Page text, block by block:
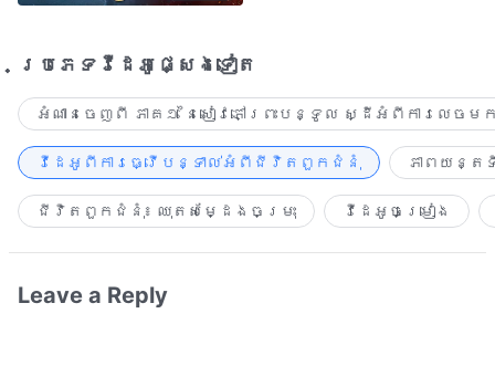
ប្រភេទ​វីដេអូ​ផ្សេង​ទៀត​
អំណានចេញពី ភាគ១ នៃសៀវភៅព្រះបន្ទូល ស្ដីអំពីការលេច
វីដេអូពីការធ្វើបន្ទាល់អំពីជីវិតពួកជំនុំ ភាពយន្
ជីវិតពួកជំនុំ៖ ឈុតសម្ដែងចម្រុះ វីដេអូចម្រៀង​
Leave a Reply